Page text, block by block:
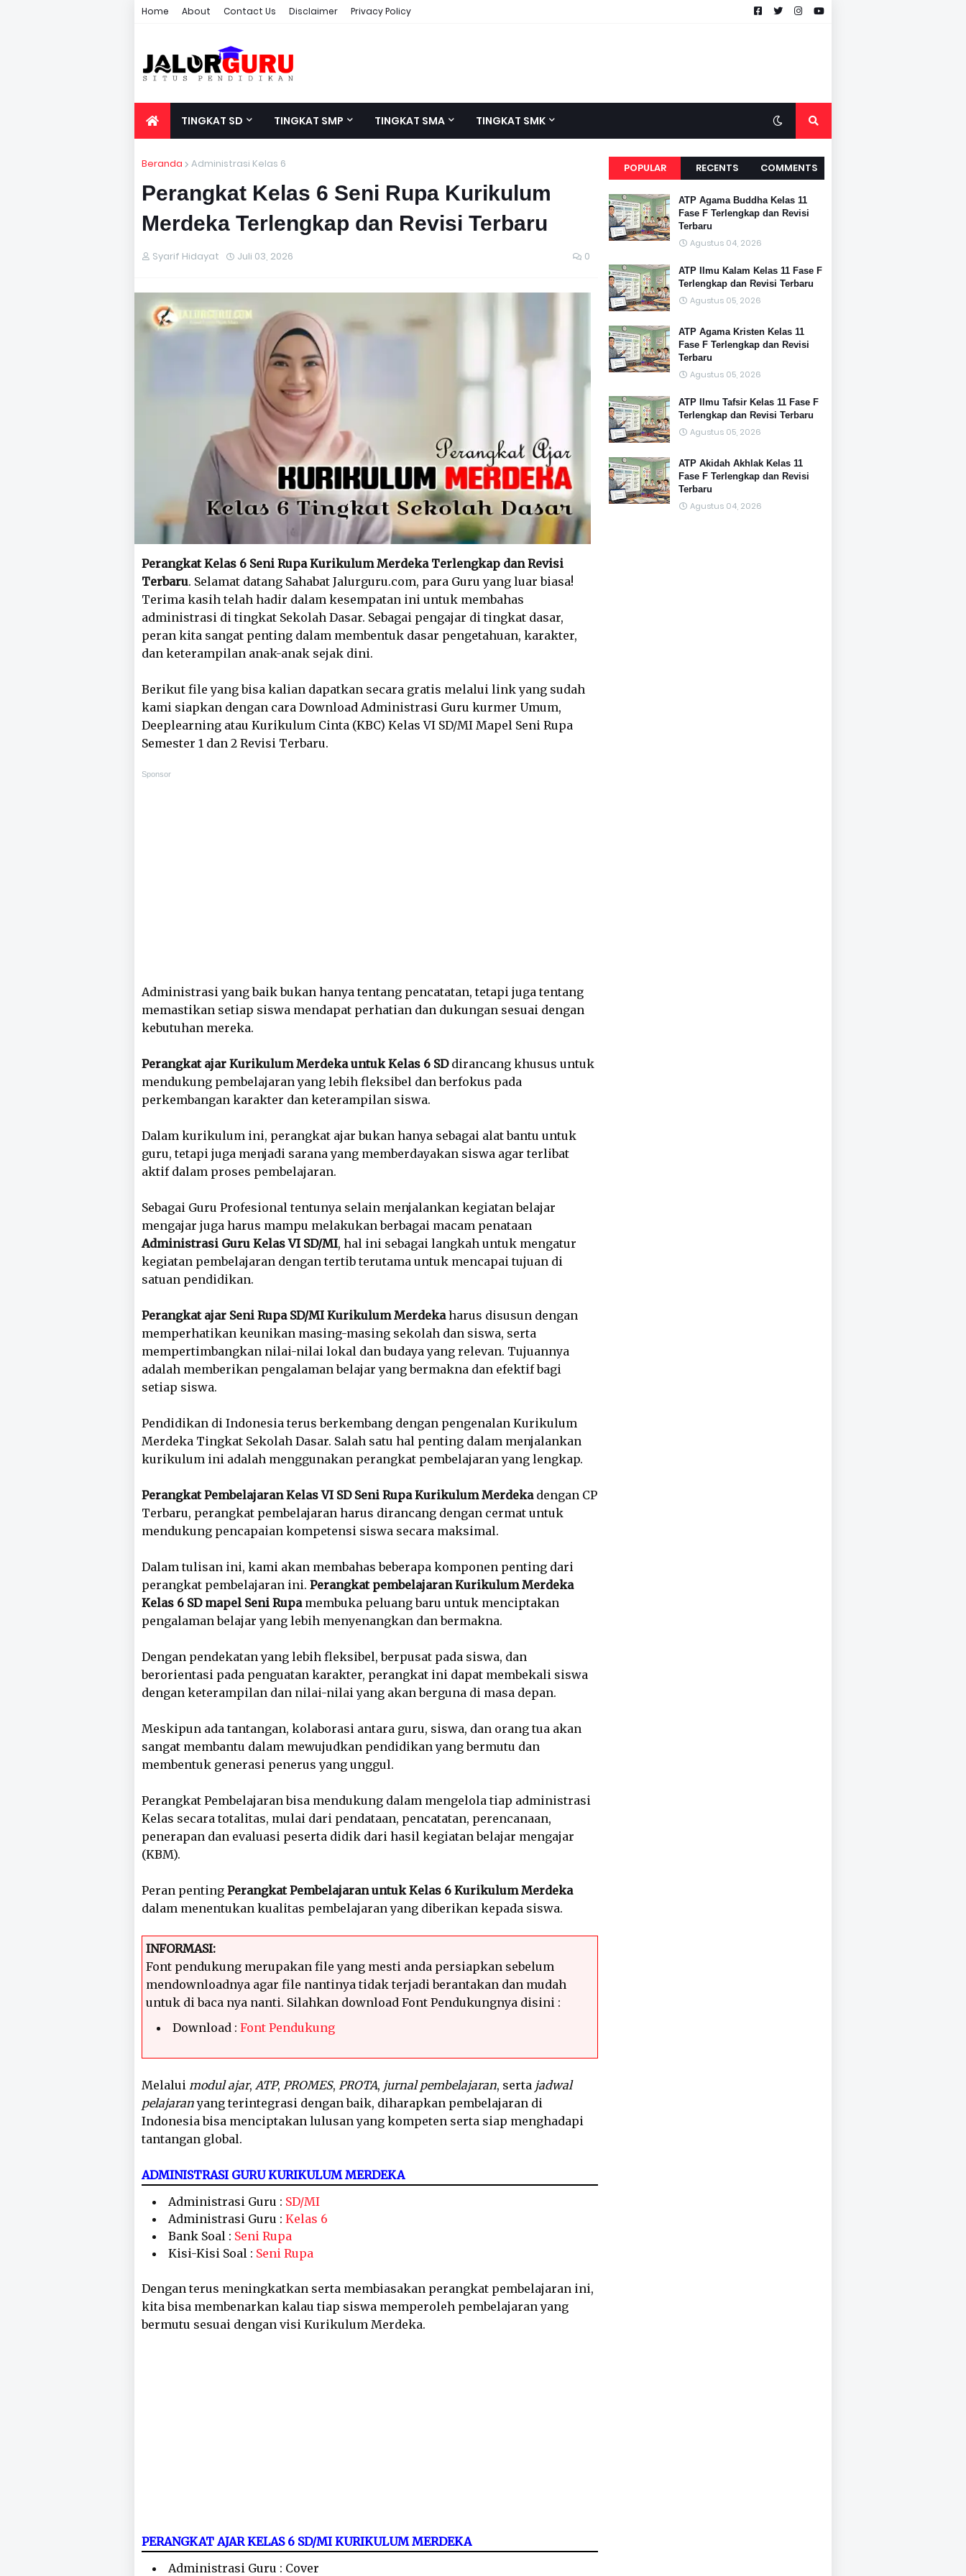
Home About Contact Us Disclaimer Privacy Policy
TINGKAT SD TINGKAT SMP TINGKAT SMA TINGKAT SMK
Beranda Administrasi Kelas 6
Perangkat Kelas 6 Seni Rupa Kurikulum
Merdeka Terlengkap dan Revisi Terbaru
Syarif Hidayat Juli 03, 2026 0
Perangkat Kelas 6 Seni Rupa Kurikulum Merdeka Terlengkap dan Revisi
Terbaru. Selamat datang Sahabat Jalurguru.com, para Guru yang luar biasa!
Terima kasih telah hadir dalam kesempatan ini untuk membahas
administrasi di tingkat Sekolah Dasar. Sebagai pengajar di tingkat dasar,
peran kita sangat penting dalam membentuk dasar pengetahuan, karakter,
dan keterampilan anak-anak sejak dini.
Berikut file yang bisa kalian dapatkan secara gratis melalui link yang sudah
kami siapkan dengan cara Download Administrasi Guru kurmer Umum,
Deeplearning atau Kurikulum Cinta (KBC) Kelas VI SD/MI Mapel Seni Rupa
Semester 1 dan 2 Revisi Terbaru.
Sponsor
Administrasi yang baik bukan hanya tentang pencatatan, tetapi juga tentang
memastikan setiap siswa mendapat perhatian dan dukungan sesuai dengan
kebutuhan mereka.
Perangkat ajar Kurikulum Merdeka untuk Kelas 6 SDdirancang khusus untuk
mendukung pembelajaran yang lebih fleksibel dan berfokus pada
perkembangan karakter dan keterampilan siswa.
Dalam kurikulum ini, perangkat ajar bukan hanya sebagai alat bantu untuk
guru, tetapi juga menjadi sarana yang memberdayakan siswa agar terlibat
aktif dalam proses pembelajaran.
Sebagai Guru Profesional tentunya selain menjalankan kegiatan belajar
mengajar juga harus mampu melakukan berbagai macam penataan
Administrasi Guru Kelas VI SD/MI, hal ini sebagai langkah untuk mengatur
kegiatan pembelajaran dengan tertib terutama untuk mencapai tujuan di
satuan pendidikan.
Perangkat ajar Seni Rupa SD/MI Kurikulum Merdekaharus disusun dengan
memperhatikan keunikan masing-masing sekolah dan siswa, serta
mempertimbangkan nilai-nilai lokal dan budaya yang relevan. Tujuannya
adalah memberikan pengalaman belajar yang bermakna dan efektif bagi
setiap siswa.
Pendidikan di Indonesia terus berkembang dengan pengenalan Kurikulum
Merdeka Tingkat Sekolah Dasar. Salah satu hal penting dalam menjalankan
kurikulum ini adalah menggunakan perangkat pembelajaran yang lengkap.
Perangkat Pembelajaran Kelas VI SD Seni Rupa Kurikulum Merdekadengan CP
Terbaru, perangkat pembelajaran harus dirancang dengan cermat untuk
mendukung pencapaian kompetensi siswa secara maksimal.
Dalam tulisan ini, kami akan membahas beberapa komponen penting dari
perangkat pembelajaran ini. Perangkat pembelajaran Kurikulum Merdeka
Kelas 6 SD mapel Seni Rupamembuka peluang baru untuk menciptakan
pengalaman belajar yang lebih menyenangkan dan bermakna.
Dengan pendekatan yang lebih fleksibel, berpusat pada siswa, dan
berorientasi pada penguatan karakter, perangkat ini dapat membekali siswa
dengan keterampilan dan nilai-nilai yang akan berguna di masa depan.
Meskipun ada tantangan, kolaborasi antara guru, siswa, dan orang tua akan
sangat membantu dalam mewujudkan pendidikan yang bermutu dan
membentuk generasi penerus yang unggul.
Perangkat Pembelajaran bisa mendukung dalam mengelola tiap administrasi
Kelas secara totalitas, mulai dari pendataan, pencatatan, perencanaan,
penerapan dan evaluasi peserta didik dari hasil kegiatan belajar mengajar
(KBM).
Peran penting Perangkat Pembelajaran untuk Kelas 6 Kurikulum Merdeka
dalam menentukan kualitas pembelajaran yang diberikan kepada siswa.
INFORMASI:
Font pendukung merupakan file yang mesti anda persiapkan sebelum
mendownloadnya agar file nantinya tidak terjadi berantakan dan mudah
untuk di baca nya nanti. Silahkan download Font Pendukungnya disini :
Download : Font Pendukung
Melalui modul ajar, ATP, PROMES, PROTA, jurnal pembelajaran, serta jadwal
pelajaranyang terintegrasi dengan baik, diharapkan pembelajaran di
Indonesia bisa menciptakan lulusan yang kompeten serta siap menghadapi
tantangan global.
ADMINISTRASI GURU KURIKULUM MERDEKA
Administrasi Guru : SD/MI
Administrasi Guru : Kelas 6
Bank Soal : Seni Rupa
Kisi-Kisi Soal : Seni Rupa
Dengan terus meningkatkan serta membiasakan perangkat pembelajaran ini,
kita bisa membenarkan kalau tiap siswa memperoleh pembelajaran yang
bermutu sesuai dengan visi Kurikulum Merdeka.
PERANGKAT AJAR KELAS 6 SD/MI KURIKULUM MERDEKA
Administrasi Guru : Cover
POPULAR RECENTS COMMENTS
ATP Agama Buddha Kelas 11
Fase F Terlengkap dan Revisi
Terbaru
Agustus 04, 2026
ATP Ilmu Kalam Kelas 11 Fase F
Terlengkap dan Revisi Terbaru
Agustus 05, 2026
ATP Agama Kristen Kelas 11
Fase F Terlengkap dan Revisi
Terbaru
Agustus 05, 2026
ATP Ilmu Tafsir Kelas 11 Fase F
Terlengkap dan Revisi Terbaru
Agustus 05, 2026
ATP Akidah Akhlak Kelas 11
Fase F Terlengkap dan Revisi
Terbaru
Agustus 04, 2026